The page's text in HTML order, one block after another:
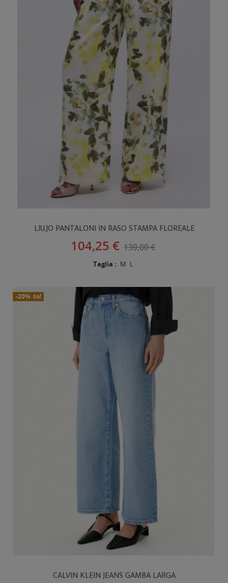
LIU.JO PANTALONI IN RASO STAMPA FLOREALE
104,25 € 139,00 €
Taglia : M L
In Saldo!
Nuovo
CALVIN KLEIN JEANS GAMBA LARGA
-20%